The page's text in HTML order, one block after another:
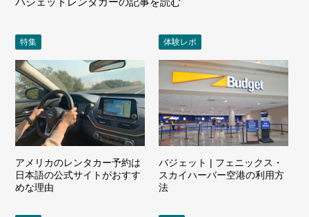
特集
アメリカのレンタカー予約は
日本語の公式サイトがおすす
めな理由
体験レポ
バジェット | フェニックス・
スカイハーバー空港の利用方
法